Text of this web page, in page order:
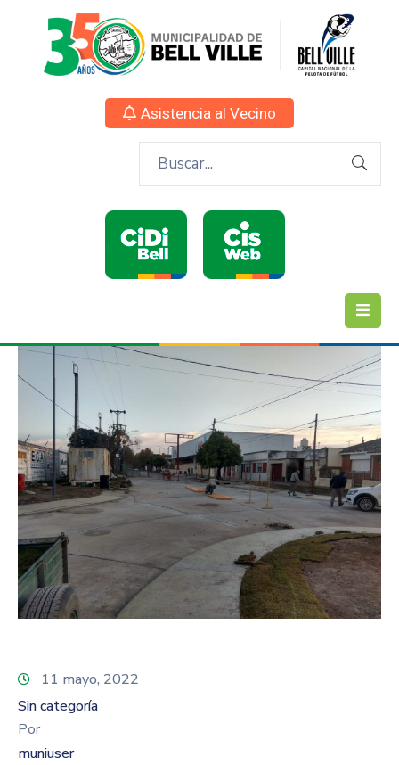
Asistencia al Vecino
11 mayo, 2022
Sin categoría
Por
muniuser